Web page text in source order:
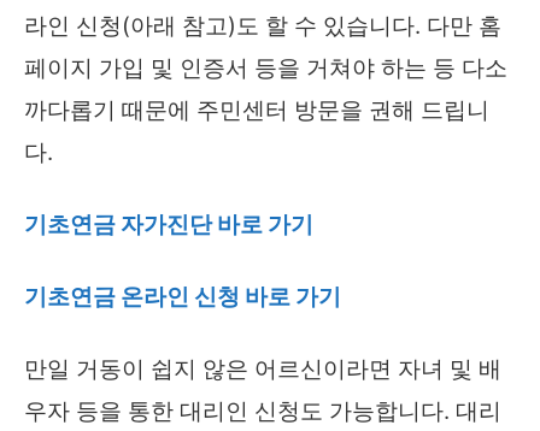
라인 신청(아래 참고)도 할 수 있습니다. 다만 홈
페이지 가입 및 인증서 등을 거쳐야 하는 등 다소
까다롭기 때문에 주민센터 방문을 권해 드립니
다.
기초연금 자가진단 바로 가기
기초연금 온라인 신청 바로 가기
만일 거동이 쉽지 않은 어르신이라면 자녀 및 배
우자 등을 통한 대리인 신청도 가능합니다. 대리